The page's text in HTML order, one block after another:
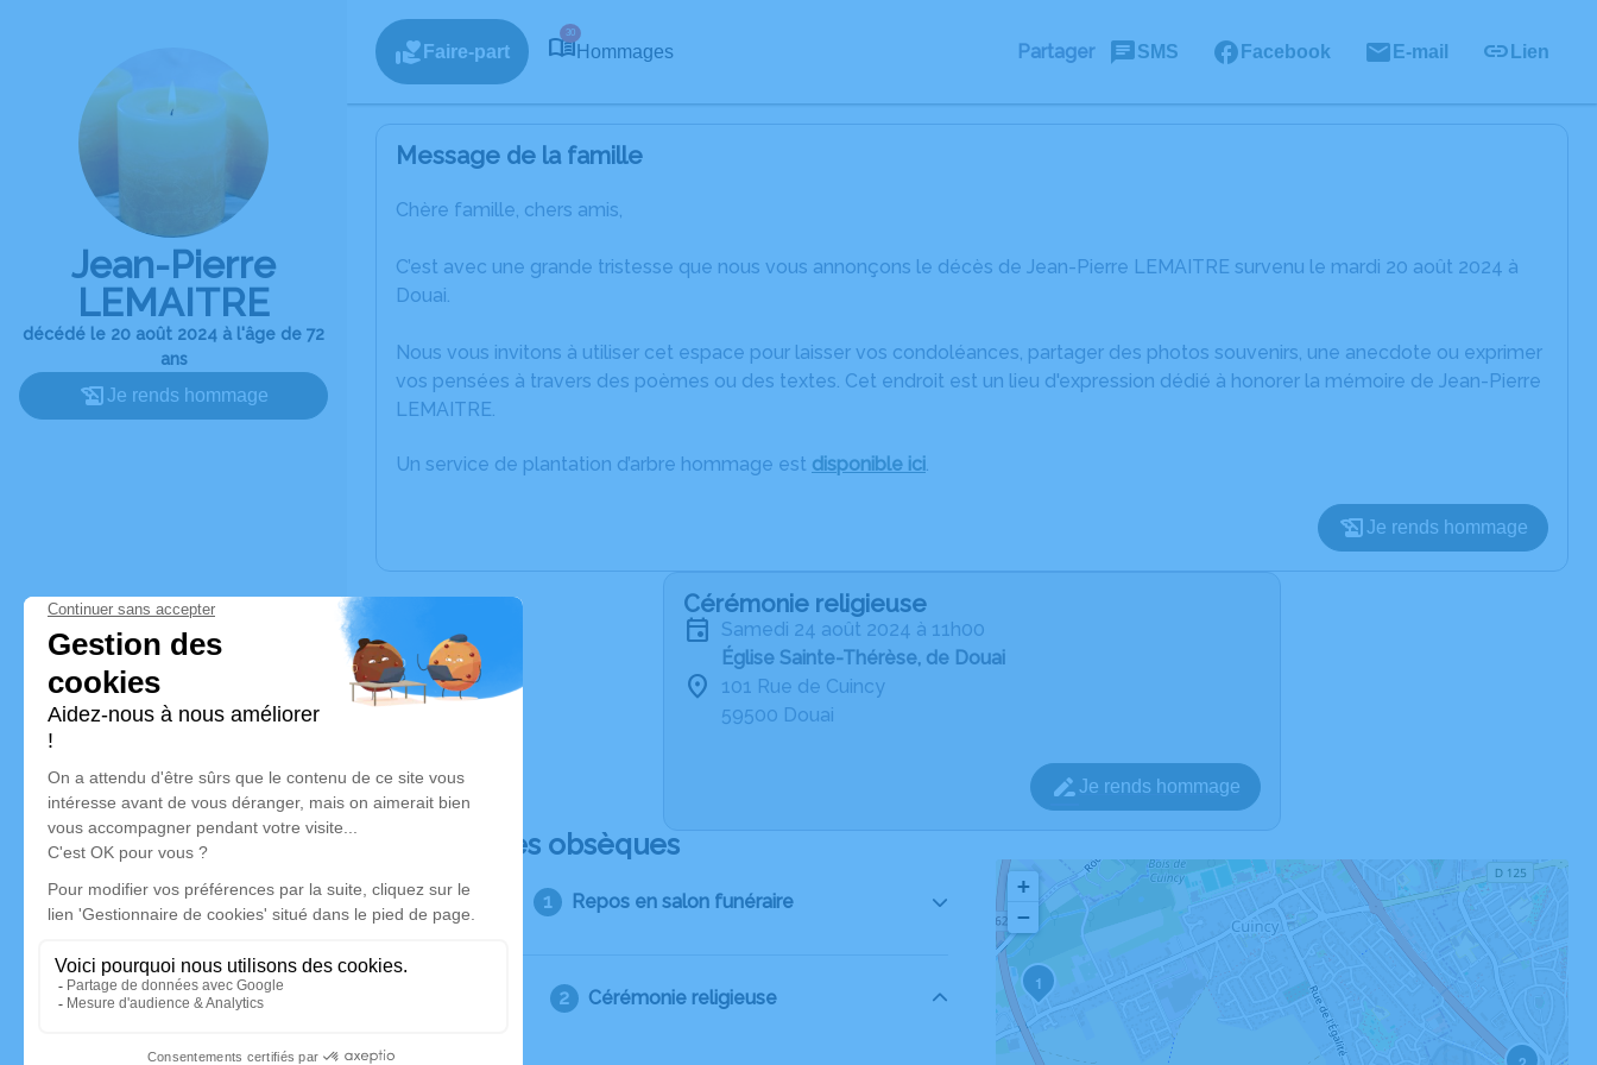
Jean-Pierre
LEMAITRE
décédé le 20 août 2024 à l'âge de 72
ans
Je rends hommage
Faire-part
30
Hommages Partager SMS Facebook E-mail Lien
Message de la famille
Chère famille, chers amis,
C’est avec une grande tristesse que nous vous annonçons le décès de Jean-Pierre LEMAITRE survenu le mardi 20 août 2024 à
Douai.
Nous vous invitons à utiliser cet espace pour laisser vos condoléances, partager des photos souvenirs, une anecdote ou exprimer
vos pensées à travers des poèmes ou des textes. Cet endroit est un lieu d'expression dédié à honorer la mémoire de Jean-Pierre
LEMAITRE.
Un service de plantation d’arbre hommage est disponible ici.
Je rends hommage
Cérémonie religieuse
samedi 24 août 2024 à 11h00
Église Sainte-Thérèse, de Douai
101 Rue de Cuincy
59500 Douai
Je rends hommage
Déroulé des obsèques
Repos en salon funéraire
Cérémonie religieuse
1
+
−